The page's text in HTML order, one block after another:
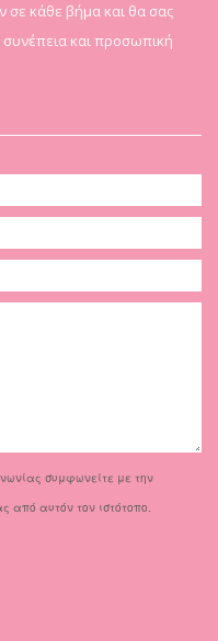
σε κάθε βήμα και θα σας
και προσωπική
συμφωνείτε με την
από αυτόν τον ιστότοπο.